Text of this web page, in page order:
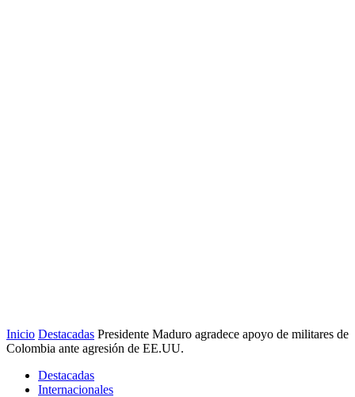
Inicio Destacadas Presidente Maduro agradece apoyo de militares de
Colombia ante agresión de EE.UU.
Destacadas
Internacionales